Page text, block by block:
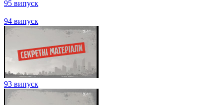
105 випуск